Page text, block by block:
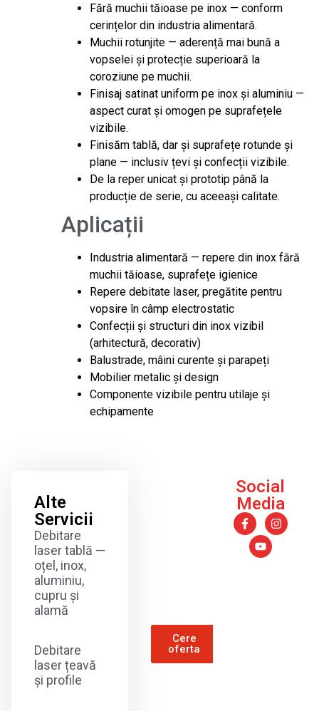
Alte
Servicii
Debitare
laser tablă —
oțel, inox,
aluminiu,
cupru și
alamă
Debitare
laser țeavă
și profile
Cere
oferta
Social
Media
Fără muchii tăioase pe inox — conform
cerințelor din industria alimentară.
Muchii rotunjite — aderență mai bună a
vopselei și protecție superioară la
coroziune pe muchii.
Finisaj satinat uniform pe inox și aluminiu —
aspect curat și omogen pe suprafețele
vizibile.
Finisăm tablă, dar și suprafețe rotunde și
plane — inclusiv țevi și confecții vizibile.
De la reper unicat și prototip până la
producție de serie, cu aceeași calitate.
Aplicații
Industria alimentară — repere din inox fără
muchii tăioase, suprafețe igienice
Repere debitate laser, pregătite pentru
vopsire în câmp electrostatic
Confecții și structuri din inox vizibil
(arhitectură, decorativ)
Balustrade, mâini curente și parapeți
Mobilier metalic și design
Componente vizibile pentru utilaje și
echipamente